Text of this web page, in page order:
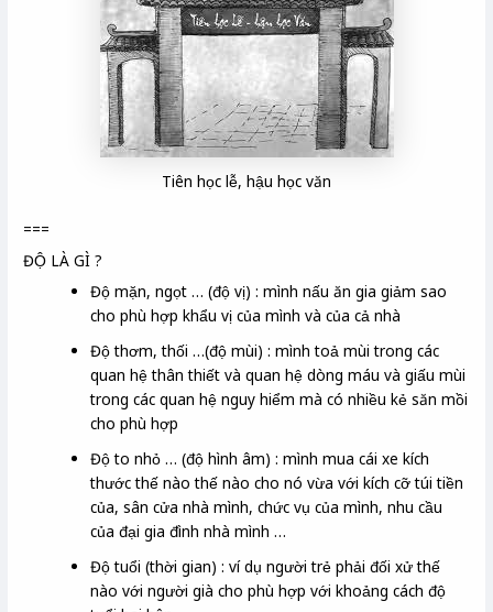
Tiên học lễ, hậu học văn
===
ĐỘ LÀ GÌ ?
Độ mặn, ngọt … (độ vị) : mình nấu ăn gia giảm sao
cho phù hợp khẩu vị của mình và của cả nhà
Độ thơm, thối …(độ mùi) : mình toả mùi trong các
quan hệ thân thiết và quan hệ dòng máu và giấu mùi
trong các quan hệ nguy hiểm mà có nhiều kẻ săn mồi
cho phù hợp
Độ to nhỏ … (độ hình âm) : mình mua cái xe kích
thước thế nào thế nào cho nó vừa với kích cỡ túi tiền
của, sân cửa nhà mình, chức vụ của mình, nhu cầu
của đại gia đình nhà mình …
Độ tuổi (thời gian) : ví dụ người trẻ phải đối xử thế
nào với người già cho phù hợp với khoảng cách độ